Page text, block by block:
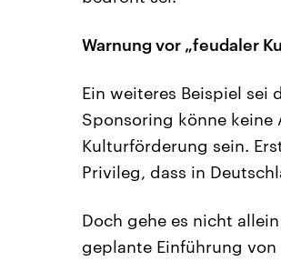
Warnung vor „feudaler
Ein weiteres Beispiel sei
Sponsoring könne
Kulturförderung sein.
Privileg, dass in
Doch gehe es nicht
geplante Einführung